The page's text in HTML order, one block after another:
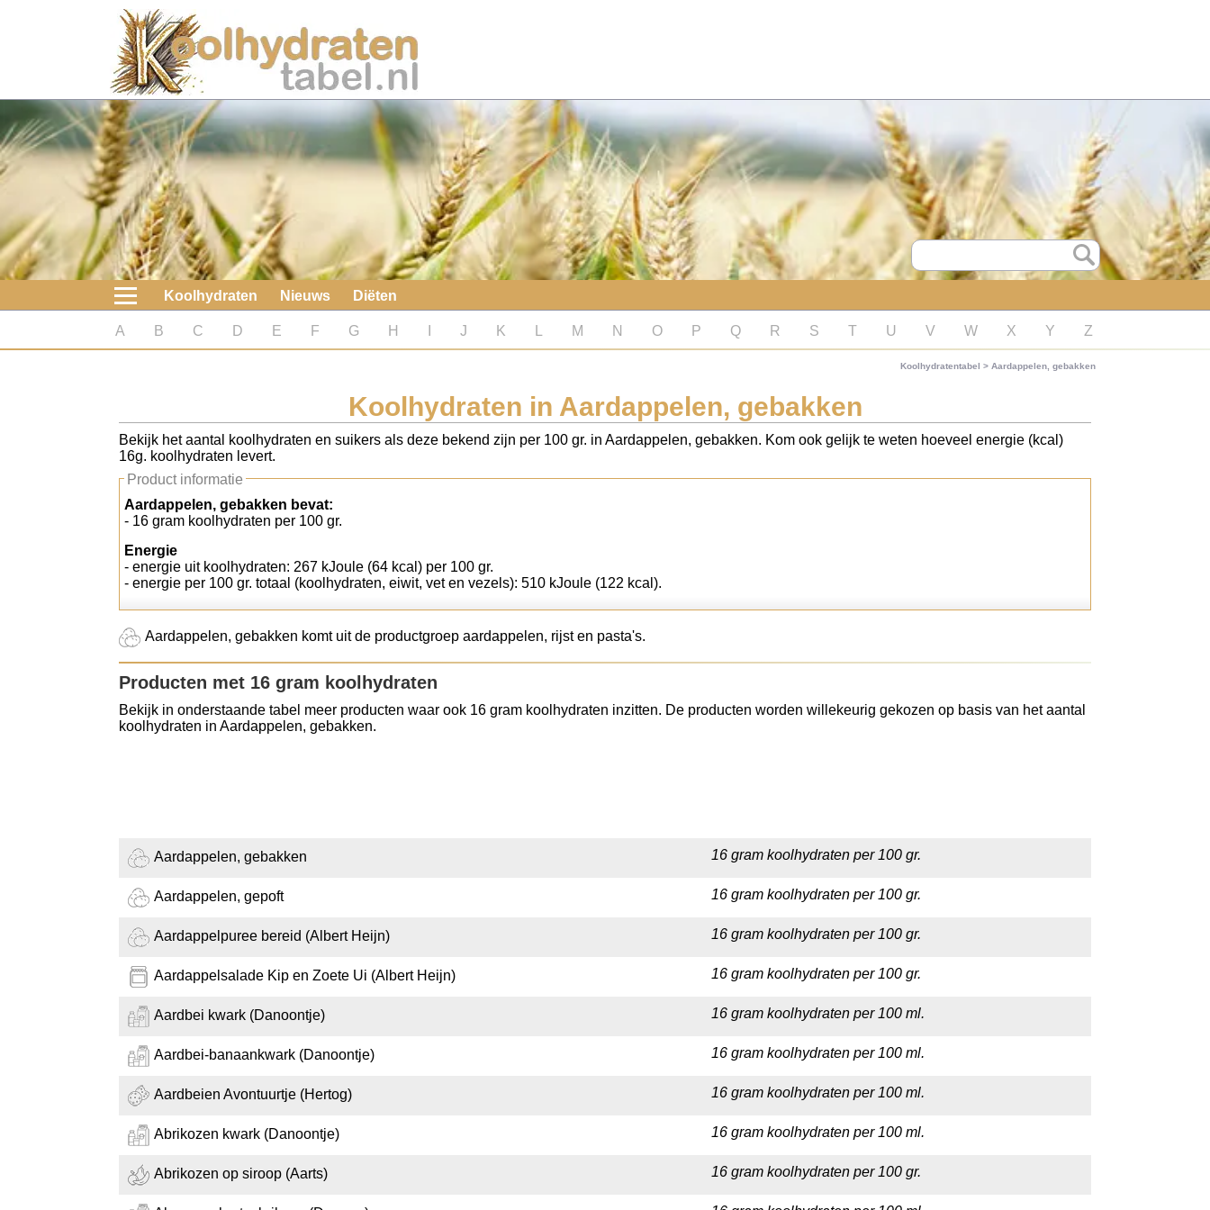
Koolhydraten
Nieuws
Koolhydraatarme diëten
Boeken
koolhydraatarme diëten
Diabetes test
Koolhydraten tellen
Koolhydraten Nieuws Diëten
A B C D E F G H J K M N O P Q R S T U V W X Y Z
Koolhydratentabel > Aardappelen, gebakken
Koolhydraten in Aardappelen, gebakken
Bekijk het aantal koolhydraten en suikers als deze bekend zijn per 100 gr. in Aardappelen, gebakken. Kom ook gelijk te weten hoeveel energie (kcal)
16g. koolhydraten levert.
Product informatie
Aardappelen, gebakken bevat:
- 16 gram koolhydraten per 100 gr.
Energie
- energie uit koolhydraten: 267 kJoule (64 kcal) per 100 gr.
- energie per 100 gr. totaal (koolhydraten, eiwit, vet en vezels): 510 kJoule (122 kcal).
Aardappelen, gebakken komt uit de productgroep aardappelen, rijst en pasta's.
Producten met 16 gram koolhydraten
Bekijk in onderstaande tabel meer producten waar ook 16 gram koolhydraten inzitten. De producten worden willekeurig gekozen op basis van het aantal
koolhydraten in Aardappelen, gebakken.
Aardappelen, gebakken 16 gram koolhydraten per 100 gr.
Aardappelen, gepoft 16 gram koolhydraten per 100 gr.
Aardappelpuree bereid (Albert Heijn) 16 gram koolhydraten per 100 gr.
Aardappelsalade Kip en Zoete Ui (Albert Heijn) 16 gram koolhydraten per 100 gr.
Aardbei kwark (Danoontje) 16 gram koolhydraten per 100 ml.
Aardbei-banaankwark (Danoontje) 16 gram koolhydraten per 100 ml.
Aardbeien Avontuurtje (Hertog) 16 gram koolhydraten per 100 ml.
Abrikozen kwark (Danoontje) 16 gram koolhydraten per 100 ml.
Abrikozen op siroop (Aarts) 16 gram koolhydraten per 100 gr.